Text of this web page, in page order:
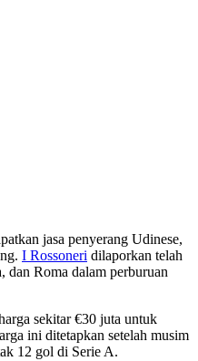
jasa penyerang Udinese,
I Rossoneri dilaporkan telah
dan Roma dalam perburuan
sekitar €30 juta untuk
ini ditetapkan setelah musim
12 gol di Serie A.